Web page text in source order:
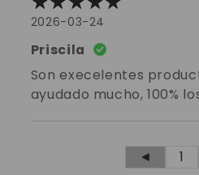
2026-03-24
Priscila
Son execelentes
ayudado mucho, 100%
◄ 1